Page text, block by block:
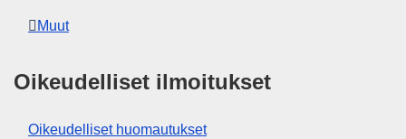
Muut
Oikeudelliset ilmoitukset
Oikeudelliset huomautukset